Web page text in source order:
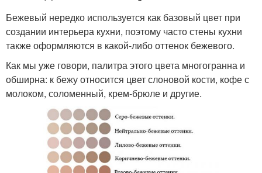
Бежевый нередко используется как базовый цвет при
создании интерьера кухни, поэтому часто стены кухни
также оформляются в какой-либо оттенок бежевого.
Как мы уже говори, палитра этого цвета многогранна и
обширна: к бежу относится цвет слоновой кости, кофе с
молоком, соломенный, крем-брюле и другие.